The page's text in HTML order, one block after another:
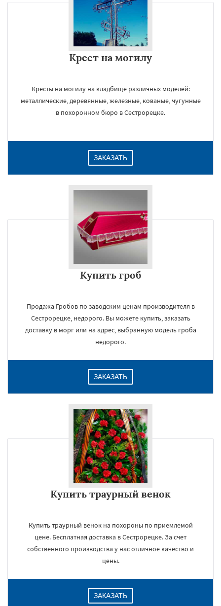
Крест на могилу
Кресты на могилу на кладбище различных моделей:
металлические, деревянные, железные, кованые, чугунные
в похоронном бюро в Сестрорецке.
ЗАКАЗАТЬ
Купить гроб
Продажа Гробов по заводским ценам производителя в
Сестрорецке, недорого. Вы можете купить, заказать
доставку в морг или на адрес, выбранную модель гроба
недорого.
ЗАКАЗАТЬ
Купить траурный венок
Купить траурный венок на похороны по приемлемой
цене. Бесплатная доставка в Сестрорецке. За счет
собственного производства у нас отличное качество и
цены.
ЗАКАЗАТЬ